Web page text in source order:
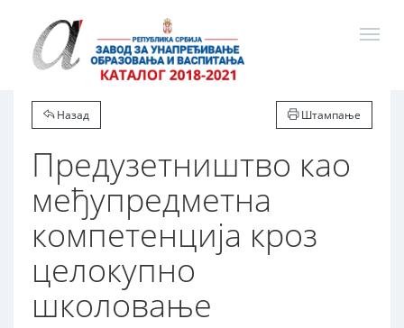
Назад Штампање
Предузетништво као
међупредметна
компетенција кроз
целокупно
школовање